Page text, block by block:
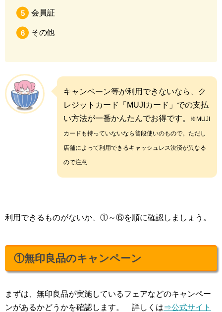
会員証
その他
キャンペーン等が利用できないなら、ク
レジットカード「MUJIカード」での支払
い方法が一番かんたんでお得です。
※MUJI
カードも持っていないなら普段使いのもので。ただし
店舗によって利用できるキャッシュレス決済が異なる
ので注意
利用できるものがないか、①～⑥を順に確認しましょう。
①無印良品のキャンペーン
まずは、無印良品が実施しているフェアなどのキャンペー
ンがあるかどうかを確認します。 詳しくは⇒公式サイト